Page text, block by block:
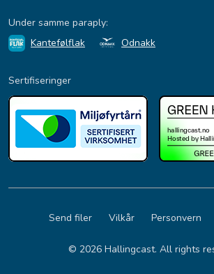
Under samme paraply:
Kantefølflak
Odnakk
Sertifiseringer
Send filer Vilkår Personvern
© 2026 Hallingcast. All rights